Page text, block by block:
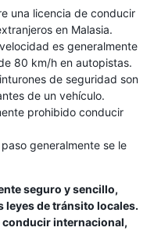
una licencia de conducir
en Malasia.
es generalmente
80 km/h en autopistas.
de seguridad son
de un vehículo.
prohibido conducir
generalmente se le
seguro y sencillo,
leyes de tránsito locales.
conducir internacional,